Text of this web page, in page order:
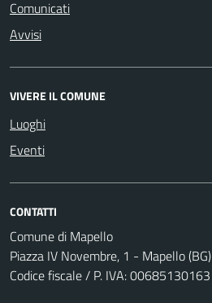
Comunicati
Avvisi
VIVERE IL COMUNE
Luoghi
Eventi
CONTATTI
Comune di Mapello
Piazza IV Novembre, 1 - Mapello (BG)
Codice fiscale / P. IVA: 00685130163